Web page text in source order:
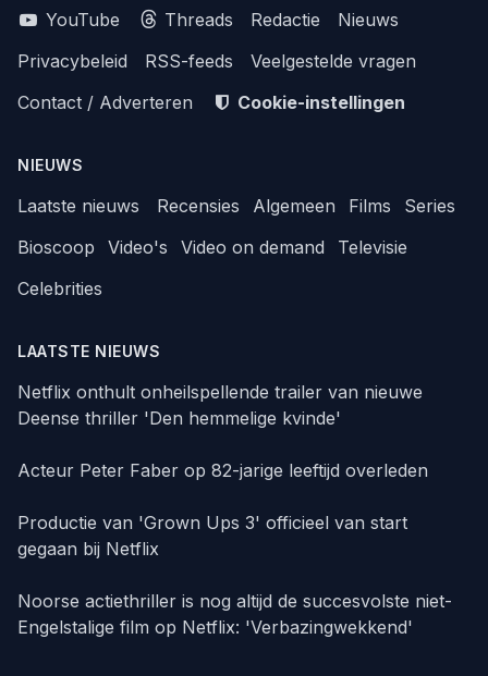
YouTube
Threads Redactie
Nieuws
Privacybeleid
RSS-feeds
Veelgestelde vragen
Contact / Adverteren
Cookie-instellingen
NIEUWS
Laatste nieuws Recensies Algemeen Films
Series
Bioscoop
Video's Video on demand
Televisie
Celebrities
LAATSTE NIEUWS
Netflix onthult onheilspellende trailer van nieuwe
Deense thriller 'Den hemmelige kvinde'
Acteur Peter Faber op 82-jarige leeftijd overleden
Productie van 'Grown Ups 3' officieel van start
gegaan bij Netflix
Noorse actiethriller is nog altijd de succesvolste niet-
Engelstalige film op Netflix: 'Verbazingwekkend'